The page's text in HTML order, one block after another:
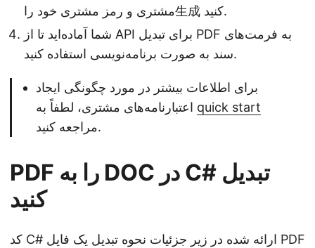
مشتری و رمز مشتری خود را生成 کنید.
شما آماده‌اید تا از API برای تبدیل PDF به فرمت‌های
سند به صورت برنامه‌نویسی استفاده کنید.
برای اطلاعات بیشتر در مورد چگونگی ایجاد
quick start
مراجعه کنید.
PDF را به DOC در C# تبدیل
کنید
کد C# ارائه شده در زیر جزئیات نحوه تبدیل یک فایل PDF